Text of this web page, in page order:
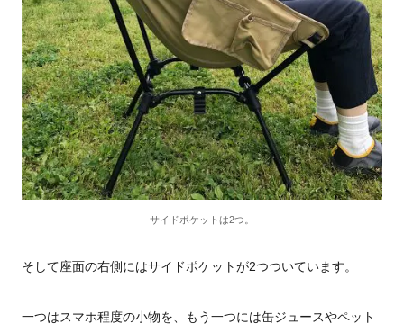
サイドポケットは2つ。
そして座面の右側にはサイドポケットが2つついています。
一つはスマホ程度の小物を、もう一つには缶ジュースやペット